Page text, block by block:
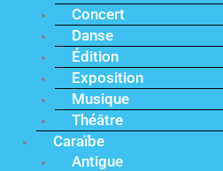
Concert
Danse
Édition
Exposition
Musique
Théâtre
Caraïbe
Antigue